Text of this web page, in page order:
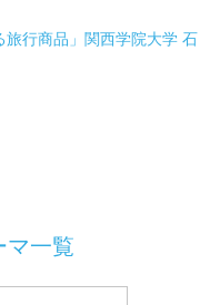
旅行商品」関西学院大学 石
マ一覧